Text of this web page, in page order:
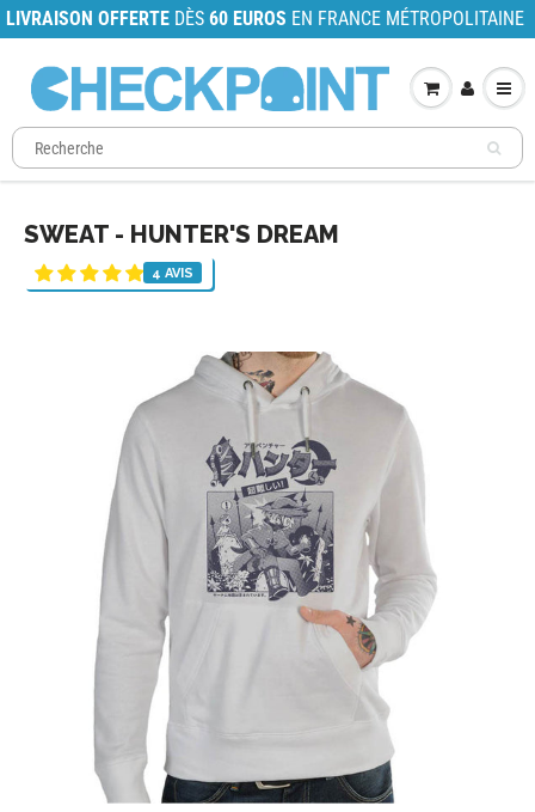
LIVRAISON OFFERTE DÈS 60 EUROS EN FRANCE MÉTROPOLITAINE
SWEAT - HUNTER'S DREAM
4 AVIS